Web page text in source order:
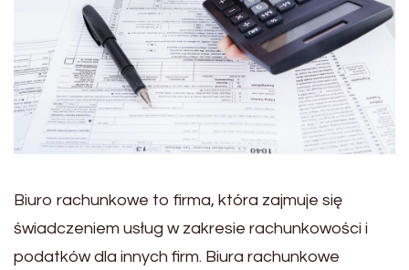
Biuro rachunkowe to firma, która zajmuje się
świadczeniem usług w zakresie rachunkowości i
podatków dla innych firm. Biura rachunkowe